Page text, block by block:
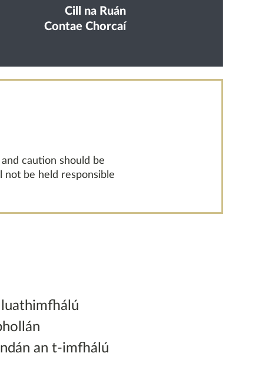
Cill na Ruán
Contae Chorcaí
caution should be
not be held responsible
luathimfhálú
an t-imfhálú